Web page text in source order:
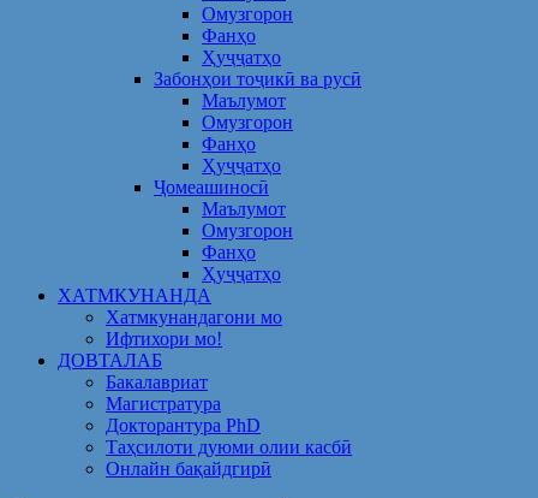
Омузгорон
Фанҳо
Ҳуҷҷатҳо
Забонҳои тоҷикӣ ва русӣ
Маълумот
Омузгорон
Фанҳо
Ҳуҷҷатҳо
Ҷомеашиносӣ
Маълумот
Омузгорон
Фанҳо
Ҳуҷҷатҳо
ХАТМКУНАНДА
Хатмкунандагони мо
Ифтихори мо!
ДОВТАЛАБ
Бакалавриат
Магистратура
Докторантура PhD
Таҳсилоти дуюми олии касбӣ
Онлайн бақайдгирӣ